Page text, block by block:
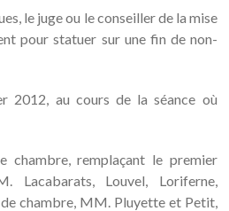
le juge ou le conseiller de la mise
pour statuer sur une fin de non-
2012, au cours de la séance où
chambre, remplaçant le premier
Lacabarats, Louvel, Loriferne,
chambre, MM. Pluyette et Petit,